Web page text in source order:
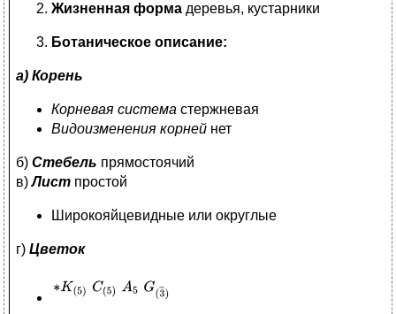
Жизненная форма деревья, кустарники
Ботаническое описание:
а) Корень
Корневая система стержневая
Видоизменения корней нет
б) Стебель прямостоячий
в)Лист простой
Широкояйцевидные или округлые
г) Цветок